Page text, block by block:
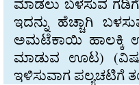
ಮಾಡಲು ಬಳಸುವ
ಇದನ್ನು ಹೆಚ್ಚಾಗಿ
ಅಮಟೆಕಾಯಿ ಹಾಲಕ್ಕಿ
ಮಾಡುವ ಊಟ)
ಇಳಿಸುವಾಗ ಪಲ್ಯಚಟಿಗೆ